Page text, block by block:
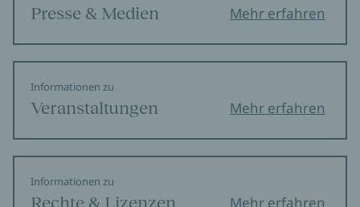
Zum Event
Alexandra Zykunov in Stuttgart
09.10.2026
20:00
Buchhaus Thalia Stuttgart - am Schlossplatz
Zum Event
Presse & Medien Mehr erfahren
Informationen zu
Veranstaltungen Mehr erfahren
Informationen zu
Rechte & Lizenzen Mehr erfahren